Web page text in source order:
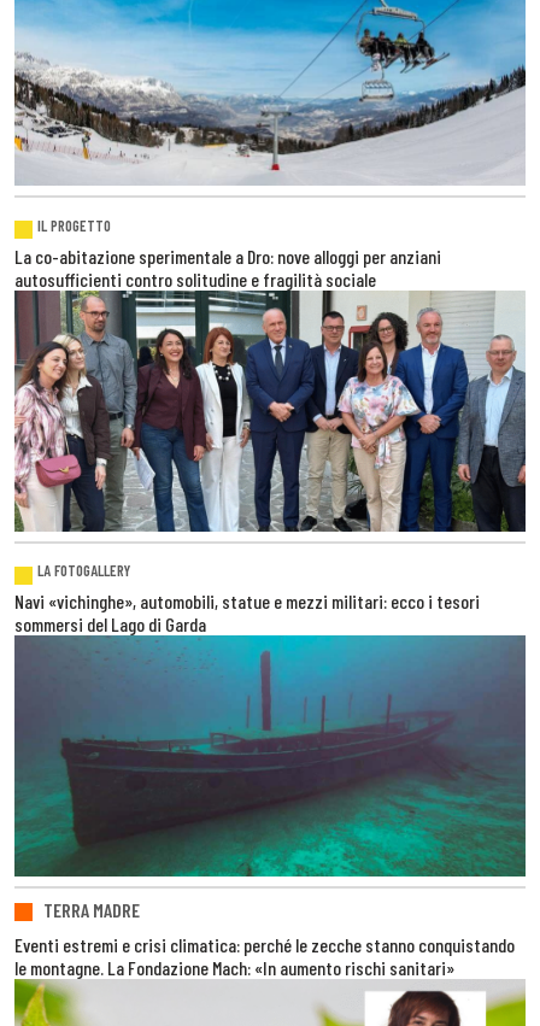
IL PROGETTO
La co-abitazione sperimentale a Dro: nove alloggi per anziani
autosufficienti contro solitudine e fragilità sociale
LA FOTOGALLERY
Navi «vichinghe», automobili, statue e mezzi militari: ecco i tesori
sommersi del Lago di Garda
TERRA MADRE
Eventi estremi e crisi climatica: perché le zecche stanno conquistando
le montagne. La Fondazione Mach: «In aumento rischi sanitari»